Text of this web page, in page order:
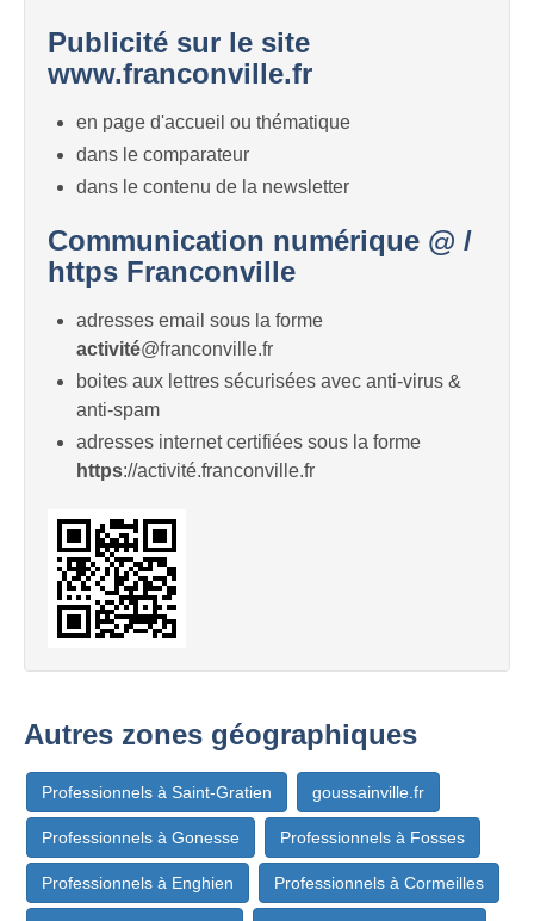
Publicité sur le site
www.franconville.fr
en page d'accueil ou thématique
dans le comparateur
dans le contenu de la newsletter
Communication numérique @ /
https Franconville
adresses email sous la forme
activité@franconville.fr
boites aux lettres sécurisées avec anti-virus &
anti-spam
adresses internet certifiées sous la forme
https://activité.franconville.fr
Autres zones géographiques
Professionnels à Saint-Gratien goussainville.fr
Professionnels à Gonesse Professionnels à Fosses
Professionnels à Enghien Professionnels à Cormeilles